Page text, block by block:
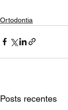
Ortodontia
Posts recentes